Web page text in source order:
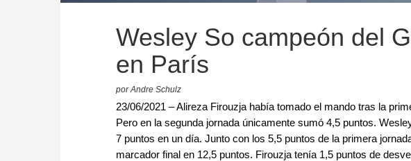
Wesley So campeón del
en París
por Andre Schulz
23/06/2021 – Alireza Firouzja había tomado el mando tras la
Pero en la segunda jornada únicamente sumó 4,5 puntos.
7 puntos en un día. Junto con los 5,5 puntos de la primera
marcador final en 12,5 puntos. Firouzja tenía 1,5 puntos de